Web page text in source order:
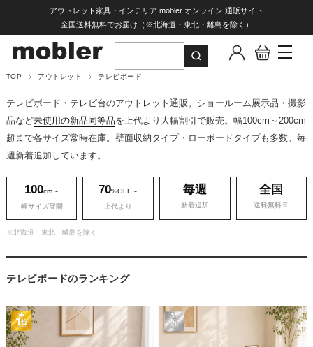
アウトレット家具・インテリア mobler オンライン 通販サイト
全国送料無料でお届け（※北海道・東北・離島を除く）
TOP アウトレット テレビボード
テレビボード・テレビ台のアウトレット通販。ショールーム展示品・撮影
品など未使用の新品同等品を上代より大幅割引で販売。幅100cm～200cm
超まで各サイズ常時在庫。壁面収納タイプ・ローボードタイプも多数。毎
週新着追加しています。
100cm～
幅サイズ展開
70%OFF～
上代より
毎週
新着追加
全国
送料無料※
※北海道・東北・離島を除く
テレビボードのランキング